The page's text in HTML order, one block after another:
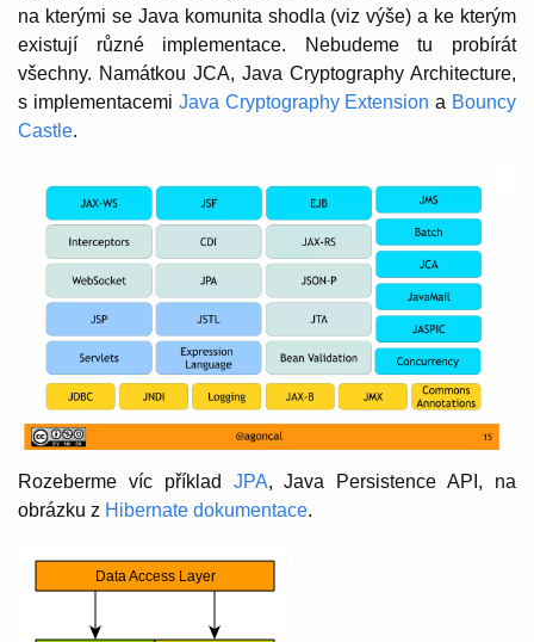
na kterými se Java komunita shodla (viz výše) a ke kterým
existují různé implementace. Nebudeme tu probírát
všechny. Namátkou JCA, Java Cryptography Architecture,
s implementacemi Java Cryptography Extension a Bouncy
Castle.
Rozeberme víc příklad JPA, Java Persistence API, na
obrázku z Hibernate dokumentace.